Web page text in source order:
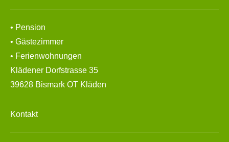
• Pension
• Gästezimmer
• Ferienwohnungen
Klädener Dorfstrasse 35
39628 Bismark OT Kläden
Kontakt